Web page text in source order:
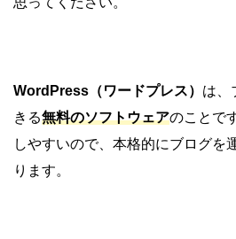
WordPress（ワードプレス） は、
きる無料のソフトウェアのことで
しやすいので、本格的にブログを
ります。